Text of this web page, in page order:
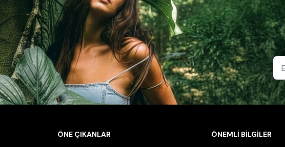
ÖNE ÇIKANLAR
ÖNEMLİ BİLGİLER